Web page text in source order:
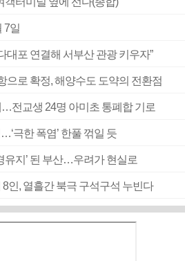
7일
대포 연결해 서부산 관광 키우자”
으로 확정, 해양수도 도약의 전환점
전교생 24명 아미초 통폐합 기로
극한 폭염’ 한풀 꺾일 듯
유지’ 된 부산…우려가 현실로
인, 열흘간 북극 구석구석 누빈다